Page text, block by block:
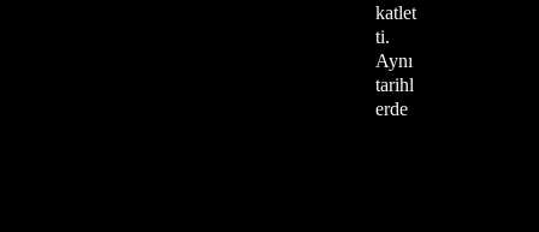
katlet
ti.
Aynı
tarihl
erde